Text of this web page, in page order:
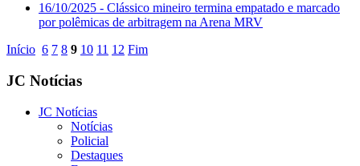
16/10/2025 - Clássico mineiro termina empatado e marcado
por polêmicas de arbitragem na Arena MRV
Início 6 7 8 9 10 11 12 Fim
JC Notícias
JC Notícias
Notícias
Policial
Destaques